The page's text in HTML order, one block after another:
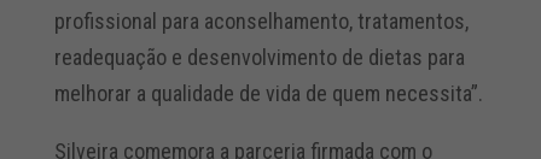
profissional para aconselhamento, tratamentos,
readequação e desenvolvimento de dietas para
melhorar a qualidade de vida de quem necessita”.
Silveira comemora a parceria firmada com o